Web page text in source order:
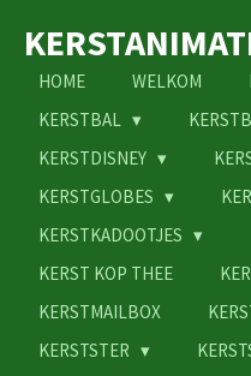
direct
naar
hoofdinhoud
HOME WELKOM
KERSTBAL
KERSTDISNEY
KERSTGLOBES
KERSTKADOOTJES
KERST KOP THEE
KERSTMAILBOX
KERSTSTER